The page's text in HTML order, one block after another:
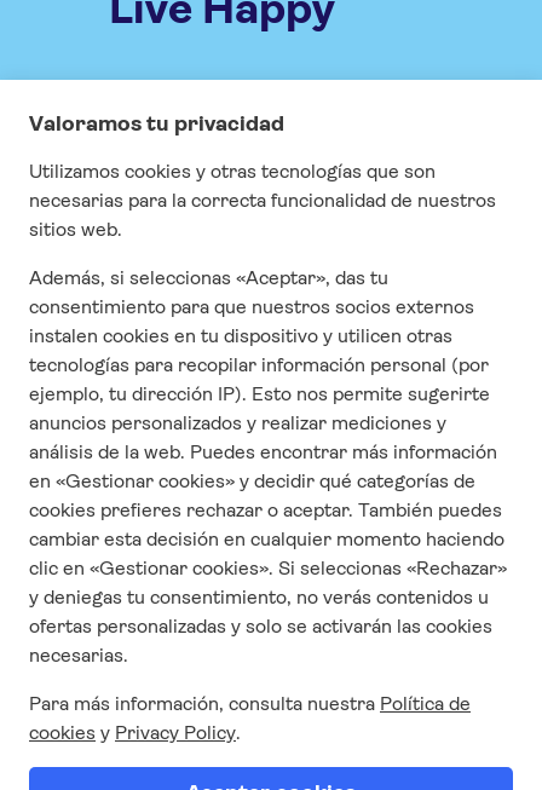
INFORMACIÓN
Especial COVID
Visados
Seguros
Cuestonario de satisfacción
CONTACTO
Quienes Somos
Responsabilidad Social Corporativa
Condiciones y términos de uso
SÍGUENOS EN REDES